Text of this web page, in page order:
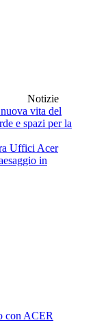
Notizie
vita del
e spazi per la
Uffici Acer
in
con ACER